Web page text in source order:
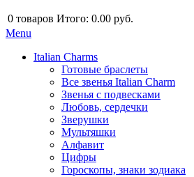
0 товаров Итого: 0.00 руб.
Menu
Italian Charms
Готовые браслеты
Все звенья Italian Charm
Звенья с подвесками
Любовь, сердечки
Зверушки
Мультяшки
Алфавит
Цифры
Гороскопы, знаки зодиака